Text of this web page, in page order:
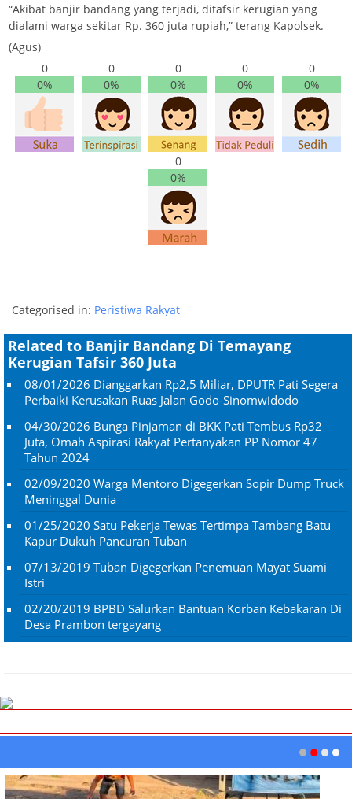
“Akibat banjir bandang yang terjadi, ditafsir kerugian yang
dialami warga sekitar Rp. 360 juta rupiah,” terang Kapolsek.
(Agus)
0
0%
0
0%
0
0%
0
0%
0
0%
0
0%
Categorised in: Peristiwa Rakyat
Related to Banjir Bandang Di Temayang
Kerugian Tafsir 360 Juta
08/01/2026 Dianggarkan Rp2,5 Miliar, DPUTR Pati Segera
Perbaiki Kerusakan Ruas Jalan Godo-Sinomwidodo
04/30/2026 Bunga Pinjaman di BKK Pati Tembus Rp32
Juta, Omah Aspirasi Rakyat Pertanyakan PP Nomor 47
Tahun 2024
02/09/2020 Warga Mentoro Digegerkan Sopir Dump Truck
Meninggal Dunia
01/25/2020 Satu Pekerja Tewas Tertimpa Tambang Batu
Kapur Dukuh Pancuran Tuban
07/13/2019 Tuban Digegerkan Penemuan Mayat Suami
Istri
02/20/2019 BPBD Salurkan Bantuan Korban Kebakaran Di
Desa Prambon tergayang